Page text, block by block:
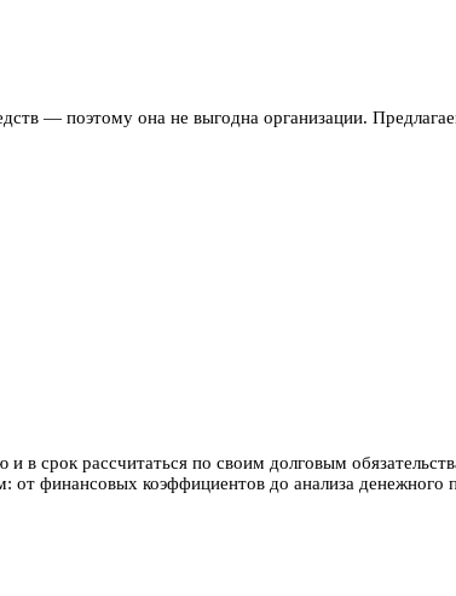
— поэтому она не выгодна организации.
срок рассчитаться по своим долговым
от финансовых коэффициентов до анализа денежного